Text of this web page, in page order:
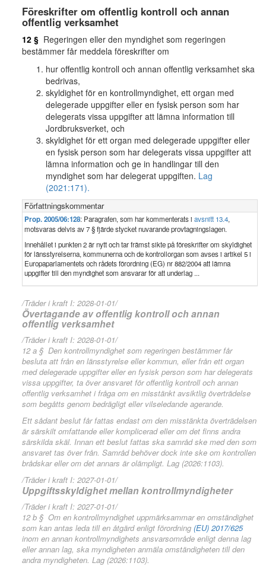
Föreskrifter om offentlig kontroll och annan
offentlig verksamhet
12 § Regeringen eller den myndighet som regeringen
bestämmer får meddela föreskrifter om
hur offentlig kontroll och annan offentlig verksamhet ska
bedrivas,
skyldighet för en kontrollmyndighet, ett organ med
delegerade uppgifter eller en fysisk person som har
delegerats vissa uppgifter att lämna information till
Jordbruksverket, och
skyldighet för ett organ med delegerade uppgifter eller
en fysisk person som har delegerats vissa uppgifter att
lämna information och ge in handlingar till den
myndighet som har delegerat uppgiften. Lag
(2021:171).
Författningskommentar
Prop. 2005/06:128: Paragrafen, som har kommenterats i avsnitt 13.4,
motsvaras delvis av 7 § fjärde stycket nuvarande provtagningslagen.
Innehållet i punkten 2 är nytt och tar främst sikte på föreskrifter om skyldighet
för länsstyrelserna, kommunerna och de kontrollorgan som avses i artikel 5 i
Europaparlamentets och rådets förordning (EG) nr 882/2004 att lämna
uppgifter till den myndighet som ansvarar för att underlag ...
/Träder i kraft I: 2028-01-01/
Övertagande av offentlig kontroll och annan
offentlig verksamhet
/Träder i kraft I: 2028-01-01/
12 a § Den kontrollmyndighet som regeringen bestämmer får
besluta att från en länsstyrelse eller kommun, eller från ett organ
med delegerade uppgifter eller en fysisk person som har delegerats
vissa uppgifter, ta över ansvaret för offentlig kontroll och annan
offentlig verksamhet i fråga om en misstänkt avsiktlig överträdelse
som begåtts genom bedrägligt eller vilseledande agerande.
Ett sådant beslut får fattas endast om den misstänkta överträdelsen
är särskilt omfattande eller komplicerad eller om det finns andra
särskilda skäl. Innan ett beslut fattas ska samråd ske med den som
ansvaret tas över från. Samråd behöver dock inte ske om kontrollen
brådskar eller om det annars är olämpligt. Lag (2026:1103).
/Träder i kraft I: 2027-01-01/
Uppgiftsskyldighet mellan kontrollmyndigheter
/Träder i kraft I: 2027-01-01/
12 b § Om en kontrollmyndighet uppmärksammar en omständighet
som kan antas leda till en åtgärd enligt förordning (EU) 2017/625
inom en annan kontrollmyndighets ansvarsområde enligt denna lag
eller annan lag, ska myndigheten anmäla omständigheten till den
andra myndigheten. Lag (2026:1103).